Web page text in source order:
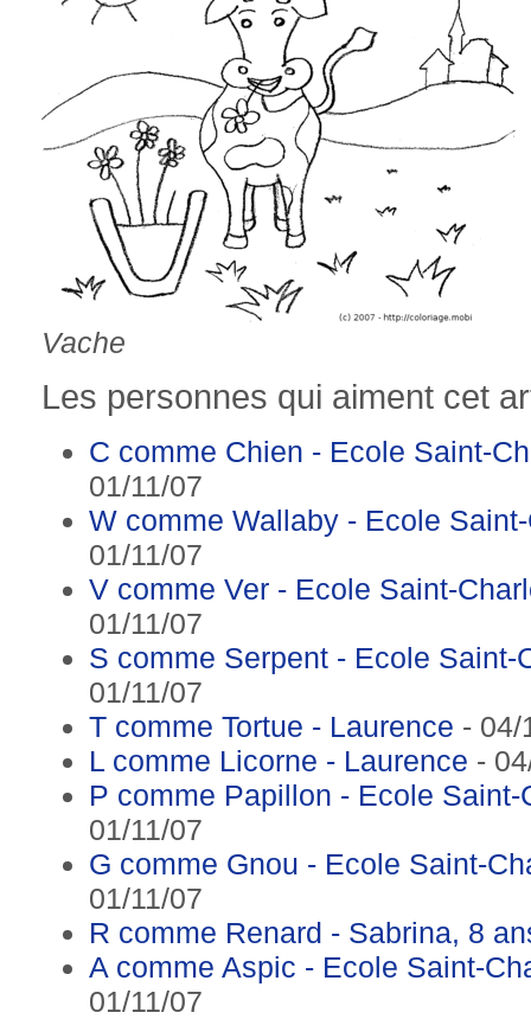
Vache
Les personnes qui aiment cet
C comme Chien - Ecole Saint-
01/11/07
W comme Wallaby - Ecole
01/11/07
V comme Ver - Ecole Saint-
01/11/07
S comme Serpent - Ecole
01/11/07
T comme Tortue - Laurence - 04/
L comme Licorne - Laurence -
P comme Papillon - Ecole
01/11/07
G comme Gnou - Ecole Saint-
01/11/07
R comme Renard - Sabrina, 8
A comme Aspic - Ecole Saint-
01/11/07